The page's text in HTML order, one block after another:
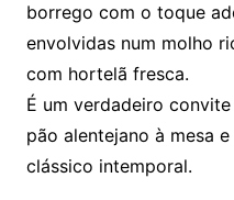
borrego com o toque
envolvidas num molho
com hortelã fresca.
É um verdadeiro
pão alentejano à mesa
clássico intemporal.